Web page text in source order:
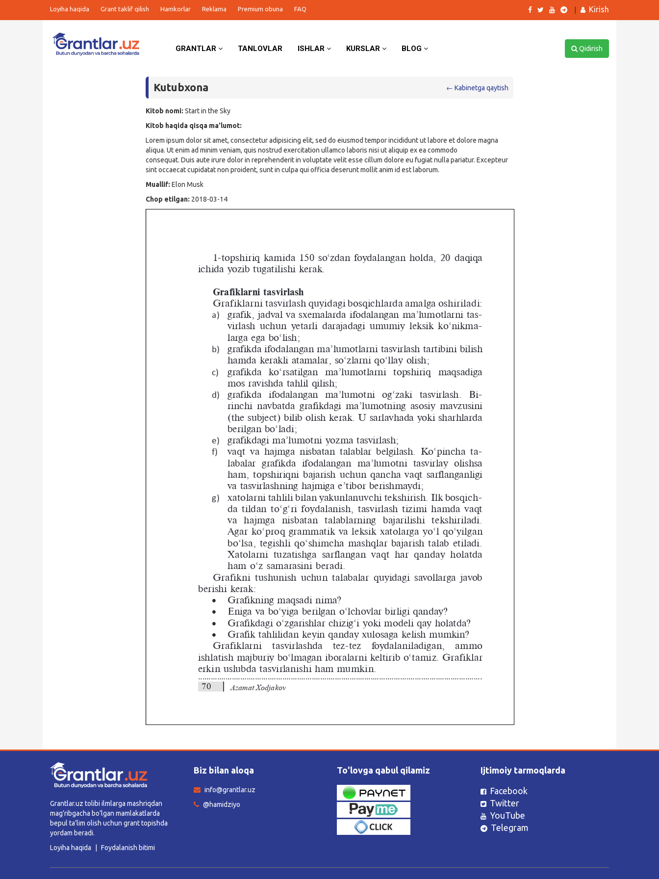
Loyiha haqida Grant taklif qilish Hamkorlar Reklama Premium obuna FAQ Kirish
GRANTLAR TANLOVLAR ISHLAR KURSLAR BLOG Qidirish
Kutubxona ← Kabinetga qaytish
Kitob nomi: Start in the Sky
Kitob haqida qisqa ma'lumot:
Lorem ipsum dolor sit amet, consectetur adipisicing elit, sed do eiusmod tempor incididunt ut labore et dolore magna
aliqua. Ut enim ad minim veniam, quis nostrud exercitation ullamco laboris nisi ut aliquip ex ea commodo
consequat. Duis aute irure dolor in reprehenderit in voluptate velit esse cillum dolore eu fugiat nulla pariatur. Excepteur
sint occaecat cupidatat non proident, sunt in culpa qui officia deserunt mollit anim id est laborum.
Muallif: Elon Musk
Chop etilgan: 2018-03-14
Grantlar.uz tolibi ilmlarga mashriqdan
mag’ribgacha bo’lgan mamlakatlarda
bepul ta’lim olish uchun grant topishda
yordam beradi.
Loyiha haqida
Foydalanish bitimi
Biz bilan aloqa
info@grantlar.uz
@hamidziyo
To'lovga qabul qilamiz Ijtimoiy tarmoqlarda
Facebook
Twitter
YouTube
Telegram